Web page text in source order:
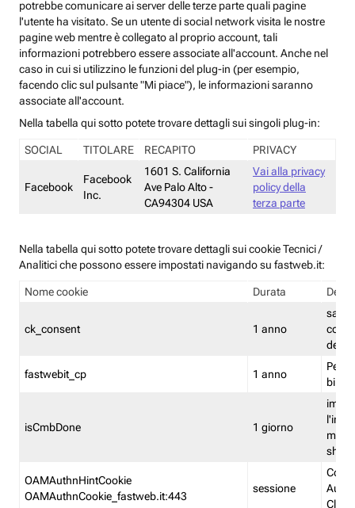
potrebbe comunicare ai server delle terze parte quali pagine
l'utente ha visitato. Se un utente di social network visita le nostre
pagine web mentre è collegato al proprio account, tali
informazioni potrebbero essere associate all'account. Anche nel
caso in cui si utilizzino le funzioni del plug-in (per esempio,
facendo clic sul pulsante "Mi piace"), le informazioni saranno
associate all'account.
Nella tabella qui sotto potete trovare dettagli sui singoli plug-in:
SOCIAL TITOLARE RECAPITO PRIVACY
Facebook
Facebook
Inc.
1601 S. California
Ave Palo Alto -
CA94304 USA
Vai alla privacy
policy della
terza parte
Nella tabella qui sotto potete trovare dettagli sui cookie Tecnici /
Analitici che possono essere impostati navigando su fastweb.it:
Nome cookie Durata
ck_consent 1 anno
salva
dei
fastwebit_cp 1 anno
isCmbDone 1 giorno
shp
OAMAuthnHintCookie
OAMAuthnCookie_fastweb.it:443
sessione